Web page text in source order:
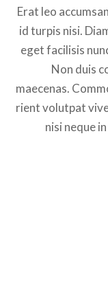
Erat leo
id turpis nisi.
eget facilisis
Non duis
maecenas.
rient volutpat
nisi neque